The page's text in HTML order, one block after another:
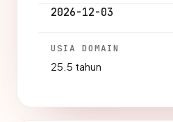
2026-12-03
USIA DOMAIN
25.5 tahun